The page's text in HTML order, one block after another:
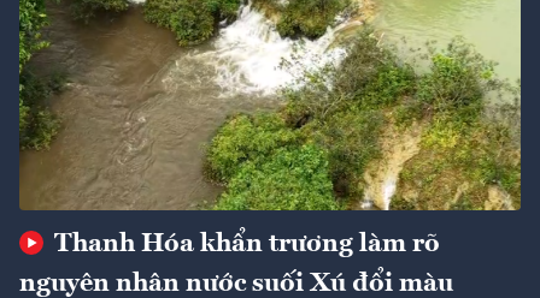
Thanh Hóa khẩn trương làm rõ
nguyên nhân nước suối Xú đổi màu